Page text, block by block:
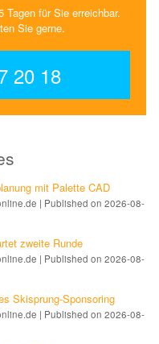
Tagen für Sie erreichbar.
Sie gerne.
20 18
mit Palette CAD
Published on 2026-08-
zwei­te Run­de
Published on 2026-08-
Ski­sprung-Spon­soring
Published on 2026-08-